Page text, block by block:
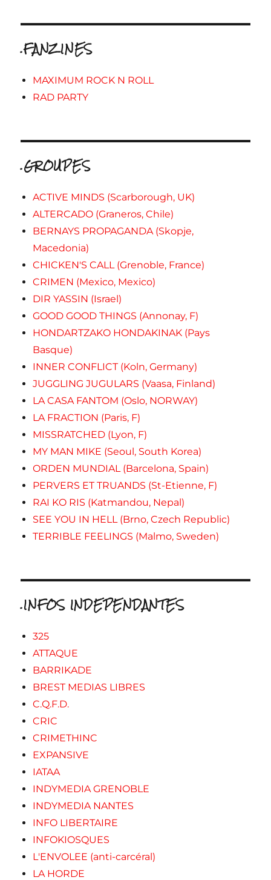
.FANZINES
MAXIMUM ROCK N ROLL
RAD PARTY
.GROUPES
ACTIVE MINDS (Scarborough, UK)
ALTERCADO (Graneros, Chile)
BERNAYS PROPAGANDA (Skopje,
Macedonia)
CHICKEN'S CALL (Grenoble, France)
CRIMEN (Mexico, Mexico)
DIR YASSIN (Israel)
GOOD GOOD THINGS (Annonay, F)
HONDARTZAKO HONDAKINAK (Pays
Basque)
INNER CONFLICT (Koln, Germany)
JUGGLING JUGULARS (Vaasa, Finland)
LA CASA FANTOM (Oslo, NORWAY)
LA FRACTION (Paris, F)
MISSRATCHED (Lyon, F)
MY MAN MIKE (Seoul, South Korea)
ORDEN MUNDIAL (Barcelona, Spain)
PERVERS ET TRUANDS (St-Etienne, F)
RAI KO RIS (Katmandou, Nepal)
SEE YOU IN HELL (Brno, Czech Republic)
TERRIBLE FEELINGS (Malmo, Sweden)
.INFOS INDEPENDANTES
325
ATTAQUE
BARRIKADE
BREST MEDIAS LIBRES
C.Q.F.D.
CRIC
CRIMETHINC
EXPANSIVE
IATAA
INDYMEDIA GRENOBLE
INDYMEDIA NANTES
INFO LIBERTAIRE
INFOKIOSQUES
L'ENVOLEE (anti-carcéral)
LA HORDE